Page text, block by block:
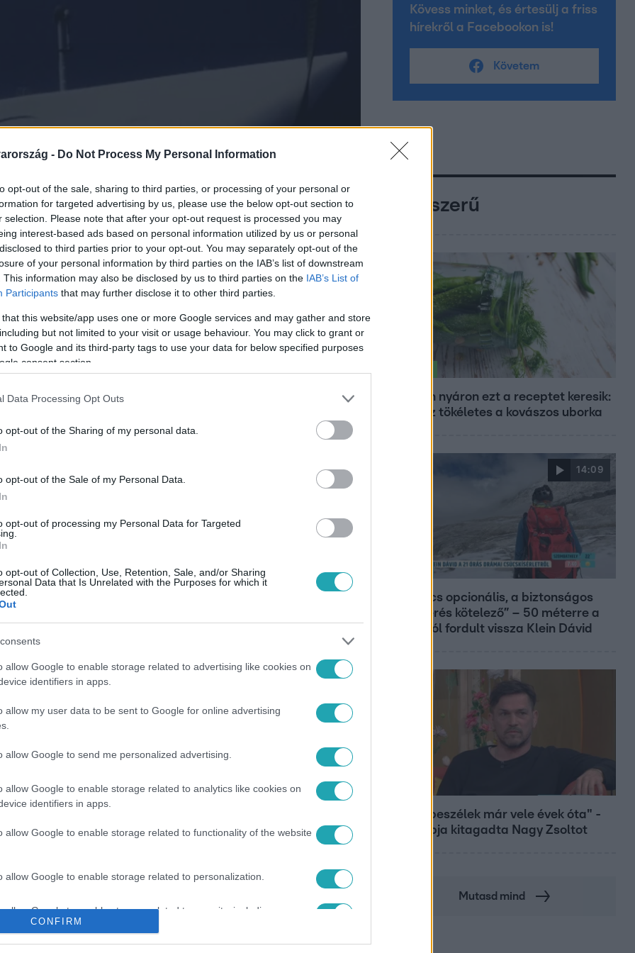
- Do Not Process My Personal Information
opt-out of the sale, sharing to third parties, or processing of your personal or
for targeted advertising by us, please use the below opt-out section to
selection. Please note that after your opt-out request is processed you may
interest-based ads based on personal information utilized by us or personal
to third parties prior to your opt-out. You may separately opt-out of the
of your personal information by third parties on the IAB’s list of downstream
This information may also be disclosed by us to third parties on the IAB’s List of
Participants that may further disclose it to other third parties.
that this website/app uses one or more Google services and may gather and store
but not limited to your visit or usage behaviour. You may click to grant or
to Google and its third-party tags to use your data for below specified purposes
consent section.
Data Processing Opt Outs
opt-out of the Sharing of my personal data.
opt-out of the Sale of my Personal Data.
opt-out of processing my Personal Data for Targeted
opt-out of Collection, Use, Retention, Sale, and/or Sharing
Data that Is Unrelated with the Purposes for which it
allow Google to enable storage related to advertising like cookies on
identifiers in apps.
allow my user data to be sent to Google for online advertising
allow Google to send me personalized advertising.
allow Google to enable storage related to analytics like cookies on
identifiers in apps.
allow Google to enable storage related to functionality of the website
allow Google to enable storage related to personalization.
allow Google to enable storage related to security, including
functionality and fraud prevention, and other user protection.
CONFIRM
a kedélyeket.
legyen a Google-találatokban!
Kövess minket, és értesülj a friss
hírekről a Facebookon is!
Követem
Népszerű
Minden nyáron ezt a receptet keresik:
így lesz tökéletes a kovászos uborka
14:09
„A csúcs opcionális, a biztonságos
hazatérés kötelező” – 50 méterre a
csúcstól fordult vissza Klein Dávid
"Nem beszélek már vele évek óta" -
Édesapja kitagadta Nagy Zsoltot
Mutasd mind